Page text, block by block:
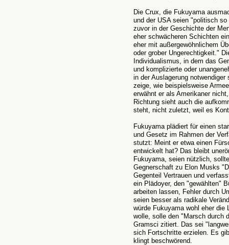
Die Crux, die Fukuyama
und der USA seien "politisch
zuvor in der Geschichte der
eher schwächeren Schichten
eher mit außergewöhnlichem
oder grober Ungerechtigkeit."
Individualismus, in dem das
und komplizierte oder
in der Auslagerung
zeige, wie beispielsweise
erwähnt er als Amerikaner
Richtung sieht auch die
steht, nicht zuletzt, weil es
Fukuyama plädiert für einen
und Gesetz im Rahmen der
stutzt: Meint er etwa einen
entwickelt hat? Das bleibt
Fukuyama, seien nützlich,
Gegnerschaft zu Elon Musks
Gegenteil Vertrauen und
ein Plädoyer, den "gewählten"
arbeiten lassen, Fehler durch
seien besser als radikale
würde Fukuyama wohl eher die
wolle, solle den "Marsch durch
Gramsci zitiert. Das sei
sich Fortschritte erzielen. Es
klingt beschwörend.